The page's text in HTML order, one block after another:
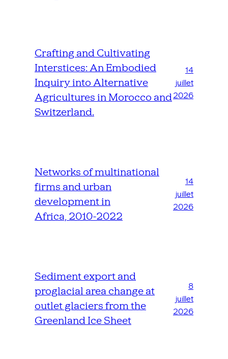
Crafting and Cultivating
Interstices: An Embodied
Inquiry into Alternative
Agricultures in Morocco and
Switzerland.
14
juillet
2026
Networks of multinational
firms and urban
development in
Africa, 2010-2022
14
juillet
2026
Sediment export and
proglacial area change at
outlet glaciers from the
Greenland Ice Sheet
8
juillet
2026